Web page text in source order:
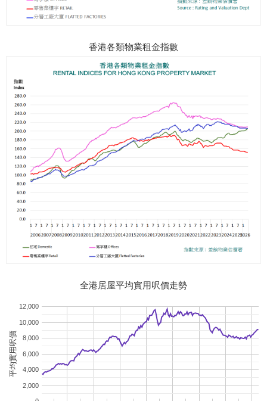
香港各類物業租金指數
全港居屋平均實用呎價走勢
2,000
4,000
6,000
8,000
10,000
12,000
平均實用呎價